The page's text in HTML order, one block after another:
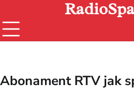
content
Abonament RTV jak